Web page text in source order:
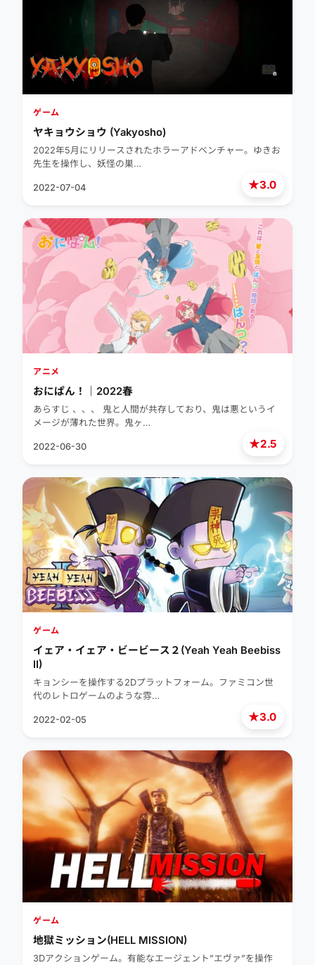
★3.0
ゲーム
ヤキョウショウ (Yakyosho)
2022年5月にリリースされたホラーアドベンチャー。ゆきお
先生を操作し、妖怪の巣…
2022-07-04
★2.5
アニメ
おにぱん！｜2022春
あらすじ 、、、 鬼と人間が共存しており、鬼は悪というイ
メージが薄れた世界。鬼ヶ…
2022-06-30
★3.0
ゲーム
イェア・イェア・ビービース２(Yeah Yeah Beebiss
II)
キョンシーを操作する2Dプラットフォーム。ファミコン世
代のレトロゲームのような雰…
2022-02-05
ゲーム
地獄ミッション(HELL MISSION)
3Dアクションゲーム。有能なエージェント”エヴァ”を操作